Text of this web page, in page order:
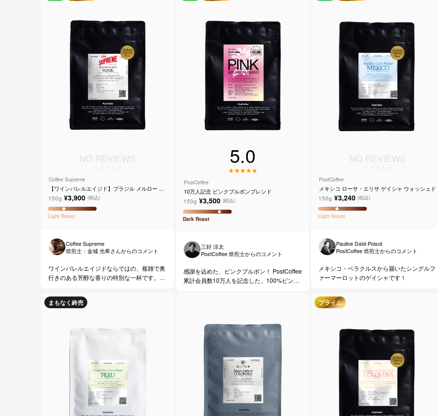
NO REVIEWS
Coffee Supreme
【ワインバレルエイジド】ブラジル メルロー ヴ
ィーニョ デ ヴィニーニョ
150g ¥3,900 (税込)
Light Roast
Coffee Supreme
焙煎士： 金城 光希さんからのコメント
ワインバレルエイジドならではの、複雑で奥
行きのある芳醇な香りの特別な一杯です。コ
方にも。
5.0
PostCoffee
10万人記念 ピンクブルボンブレンド
150g ¥3,500 (税込)
Dark Roast
三好 涼太
PostCoffee 焙煎士からのコメント
感謝を込めた、ピンクブルボン！ PostCoffee
累計会員数10万人を記念した、100%ピンク
NO REVIEWS
PostCoffee
メキシコ ローサ・エリサ ゲイシャ ウォッシュド
150g ¥3,240 (税込)
Light Roast
Pauline Daïd-Poisot
PostCoffee 焙煎士からのコメント
メキシコ・ベラクルスから届いたシングルフ
ァーマーロットのゲイシャです！
まもなく終売 プライム